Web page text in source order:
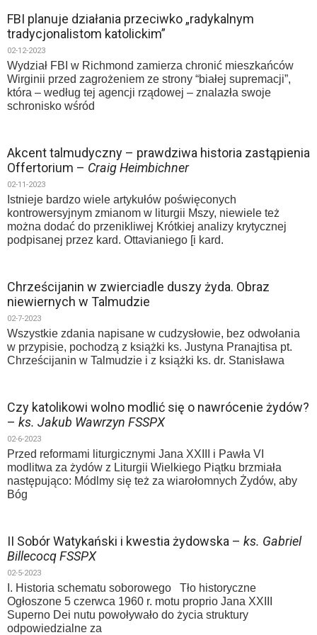
FBI planuje działania przeciwko „radykalnym
tradycjonalistom katolickim”
02-12-2023
Wydział FBI w Richmond zamierza chronić mieszkańców
Wirginii przed zagrożeniem ze strony “białej supremacji”,
która – według tej agencji rządowej – znalazła swoje
schronisko wśród
Akcent talmudyczny – prawdziwa historia zastąpienia
Offertorium – Craig Heimbichner
02-11-2023
Istnieje bardzo wiele artykułów poświęconych
kontrowersyjnym zmianom w liturgii Mszy, niewiele też
można dodać do przenikliwej Krótkiej analizy krytycznej
podpisanej przez kard. Ottavianiego [i kard.
Chrześcijanin w zwierciadle duszy żyda. Obraz
niewiernych w Talmudzie
02-7-2023
Wszystkie zdania napisane w cudzysłowie, bez odwołania
w przypisie, pochodzą z książki ks. Justyna Pranajtisa pt.
Chrześcijanin w Talmudzie i z książki ks. dr. Stanisława
Czy katolikowi wolno modlić się o nawrócenie żydów?
– ks. Jakub Wawrzyn FSSPX
02-6-2023
Przed reformami liturgicznymi Jana XXIII i Pawła VI
modlitwa za żydów z Liturgii Wielkiego Piątku brzmiała
następująco: Módlmy się też za wiarołomnych Żydów, aby
Bóg
II Sobór Watykański i kwestia żydowska – ks. Gabriel
Billecocq FSSPX
02-5-2023
I. Historia schematu soborowego Tło historyczne
Ogłoszone 5 czerwca 1960 r. motu proprio Jana XXIII
Superno Dei nutu powoływało do życia struktury
odpowiedzialne za